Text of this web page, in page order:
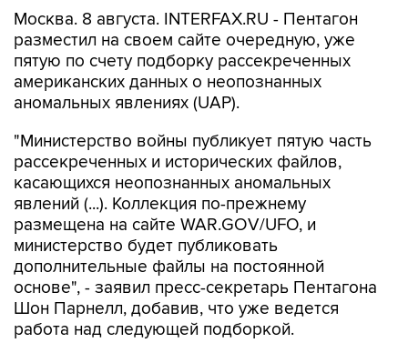
Москва. 8 августа. INTERFAX.RU - Пентагон
разместил на своем сайте очередную, уже
пятую по счету подборку рассекреченных
американских данных о неопознанных
аномальных явлениях (UAP).
"Министерство войны публикует пятую часть
рассекреченных и исторических файлов,
касающихся неопознанных аномальных
явлений (...). Коллекция по-прежнему
размещена на сайте WAR.GOV/UFO, и
министерство будет публиковать
дополнительные файлы на постоянной
основе", - заявил пресс-секретарь Пентагона
Шон Парнелл, добавив, что уже ведется
работа над следующей подборкой.